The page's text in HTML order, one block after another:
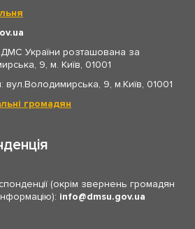
України розташована за
9, м. Київ, 01001
вул.Володимирська, 9, м.Київ, 01001
громадян
(окрім звернень громадян
info dmsu.gov.ua